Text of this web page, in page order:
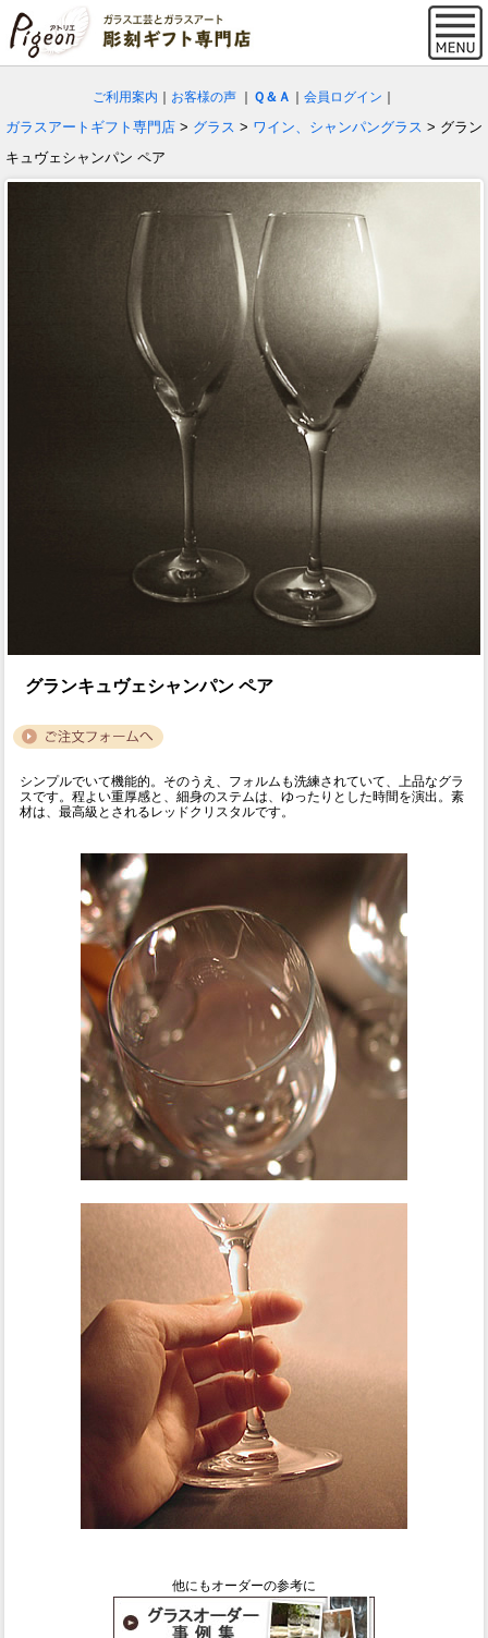
ご利用案内 お客様の声 Ｑ＆Ａ 会員ログイン
ガラスアートギフト専門店 > グラス > ワイン、シャンパングラス > グラン
キュヴェシャンパン ペア
グランキュヴェシャンパン ペア
シンプルでいて機能的。そのうえ、フォルムも洗練されていて、上品なグラ
スです。程よい重厚感と、細身のステムは、ゆったりとした時間を演出。素
材は、最高級とされるレッドクリスタルです。
他にもオーダーの参考に